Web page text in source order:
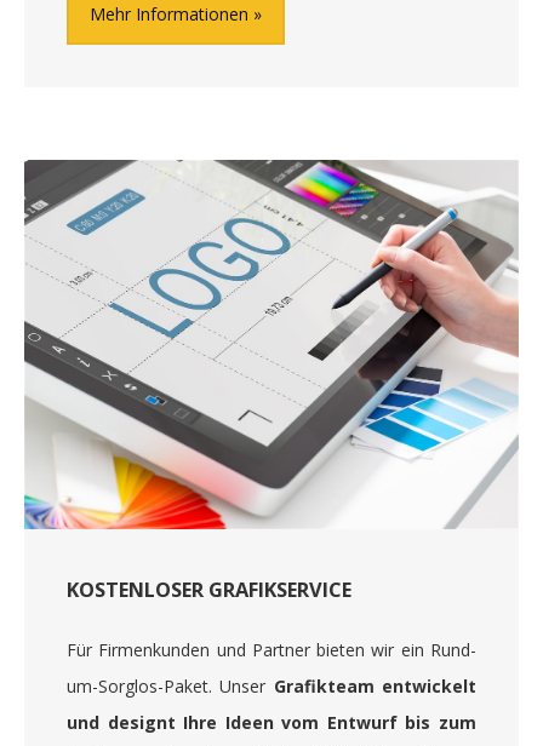
Mehr Informationen
KOSTENLOSER GRAFIKSERVICE
Für Firmenkunden und Partner bieten wir ein Rund-
um-Sorglos-Paket. Unser Grafikteam entwickelt
und designt Ihre Ideen vom Entwurf bis zum